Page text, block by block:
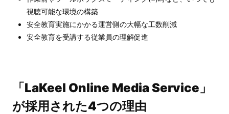
視聴可能な環境の構築
安全教育実施にかかる運営側の大幅な工数削減
安全教育を受講する従業員の理解促進
「LaKeel Online Media Service」
が採用された4つの理由